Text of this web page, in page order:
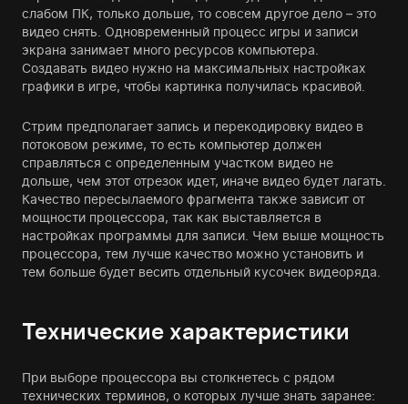
слабом ПК, только дольше, то совсем другое дело – это
видео снять. Одновременный процесс игры и записи
экрана занимает много ресурсов компьютера.
Создавать видео нужно на максимальных настройках
графики в игре, чтобы картинка получилась красивой.
Стрим предполагает запись и перекодировку видео в
потоковом режиме, то есть компьютер должен
справляться с определенным участком видео не
дольше, чем этот отрезок идет, иначе видео будет лагать.
Качество пересылаемого фрагмента также зависит от
мощности процессора, так как выставляется в
настройках программы для записи. Чем выше мощность
процессора, тем лучше качество можно установить и
тем больше будет весить отдельный кусочек видеоряда.
Технические характеристики
При выборе процессора вы столкнетесь с рядом
технических терминов, о которых лучше знать заранее: